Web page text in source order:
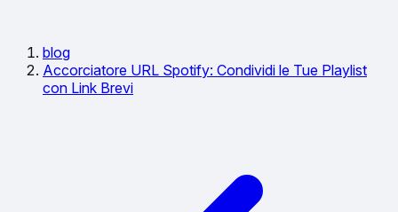
blog
Accorciatore URL Spotify: Condividi le Tue Playlist
con Link Brevi